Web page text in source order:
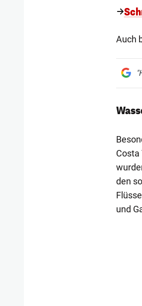
Auch
Costa
den
und